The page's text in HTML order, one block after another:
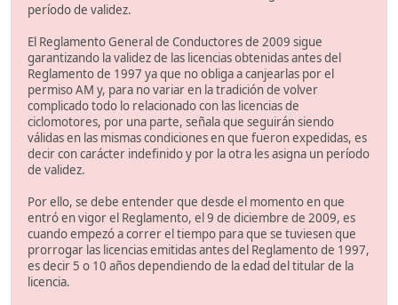
período de validez.
El Reglamento General de Conductores de 2009 sigue
garantizando la validez de las licencias obtenidas antes del
Reglamento de 1997 ya que no obliga a canjearlas por el
permiso AM y, para no variar en la tradición de volver
complicado todo lo relacionado con las licencias de
ciclomotores, por una parte, señala que seguirán siendo
válidas en las mismas condiciones en que fueron expedidas, es
decir con carácter indefinido y por la otra les asigna un período
de validez.
Por ello, se debe entender que desde el momento en que
entró en vigor el Reglamento, el 9 de diciembre de 2009, es
cuando empezó a correr el tiempo para que se tuviesen que
prorrogar las licencias emitidas antes del Reglamento de 1997,
es decir 5 o 10 años dependiendo de la edad del titular de la
licencia.